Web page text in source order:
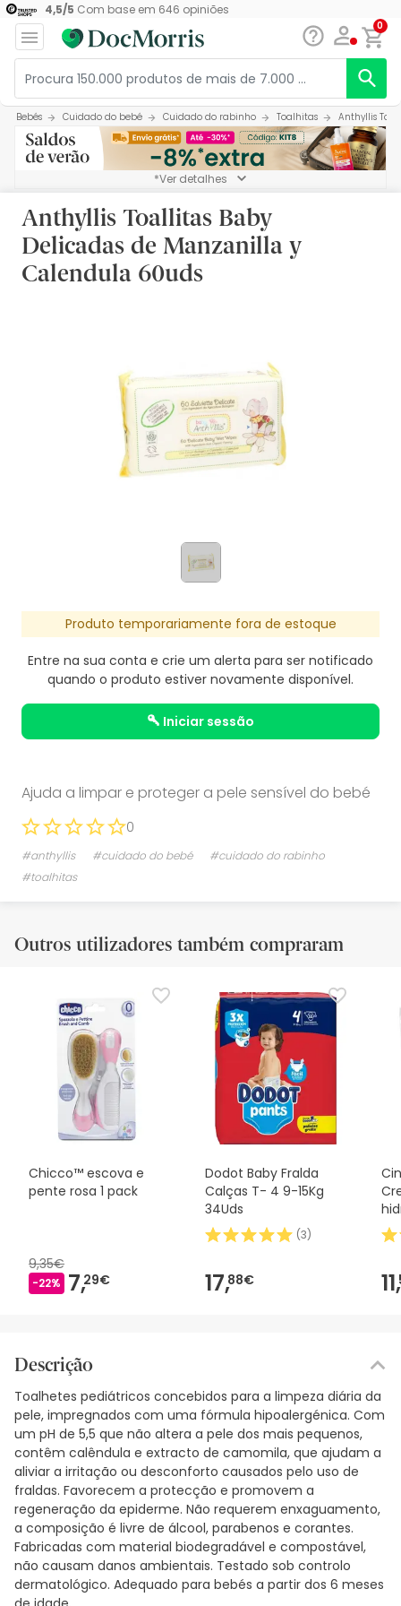
4,5/5 Com base em 646 opiniões
0
Bebés Cuidado do bebé Cuidado do rabinho Toalhitas Anthyllis
*Ver detalhes
Anthyllis Toallitas Baby
Delicadas de Manzanilla y
Calendula 60uds
Produto temporariamente fora de estoque
Entre na sua conta e crie um alerta para ser notificado
quando o produto estiver novamente disponível.
iniciar sessão
Ajuda a limpar e proteger a pele sensível do bebé
0
#anthyllis #cuidado do bebé
#cuidado do rabinho
#toalhitas
Outros utilizadores também compraram
Chicco™ escova e
pente rosa 1 pack
9,35€
-22% 7,29€
Dodot Baby Fralda
Calças T- 4 9-15Kg
34Uds
(3)
17,88€ 11,
Descrição
Toalhetes pediátricos concebidos para a limpeza diária da
pele, impregnados com uma fórmula hipoalergénica. Com
um pH de 5,5 que não altera a pele dos mais pequenos,
contêm calêndula e extracto de camomila, que ajudam a
aliviar a irritação ou desconforto causados pelo uso de
fraldas. Favorecem a protecção e promovem a
regeneração da epiderme. Não requerem enxaguamento,
a composição é livre de álcool, parabenos e corantes.
Fabricadas com material biodegradável e compostável,
não causam danos ambientais. Testado sob controlo
dermatológico. Adequado para bebés a partir dos 6 meses